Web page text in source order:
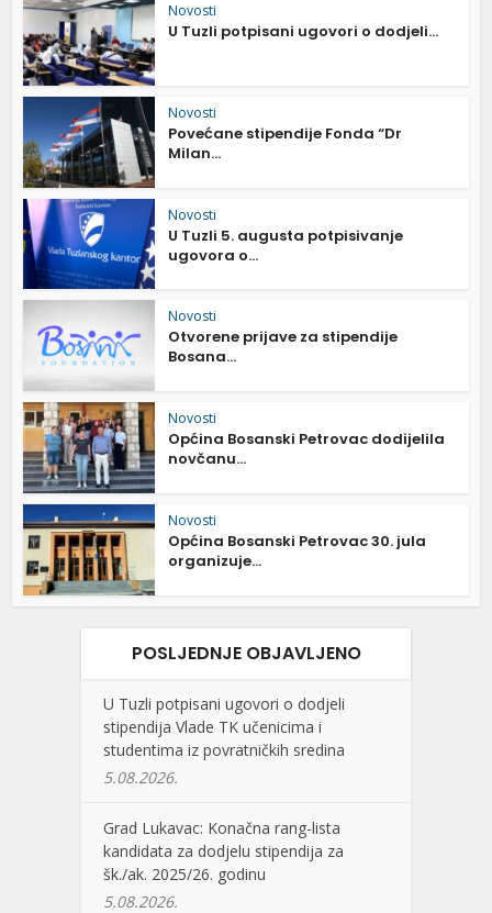
Novosti
U Tuzli potpisani ugovori o dodjeli...
Novosti
Povećane stipendije Fonda “Dr
Milan...
Novosti
U Tuzli 5. augusta potpisivanje
ugovora o...
Novosti
Otvorene prijave za stipendije
Bosana...
Novosti
Općina Bosanski Petrovac dodijelila
novčanu...
Novosti
Općina Bosanski Petrovac 30. jula
organizuje...
POSLJEDNJE OBJAVLJENO
U Tuzli potpisani ugovori o dodjeli
stipendija Vlade TK učenicima i
studentima iz povratničkih sredina
5.08.2026.
Grad Lukavac: Konačna rang-lista
kandidata za dodjelu stipendija za
šk./ak. 2025/26. godinu
5.08.2026.